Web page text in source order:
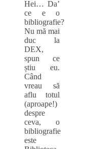
Hei… Da’
ce e o
bibliografie?
Nu mă mai
duc la
DEX,
spun ce
știu eu.
Când
vreau să
aflu totul
(aproape!)
despre
ceva, o
bibliografie
este